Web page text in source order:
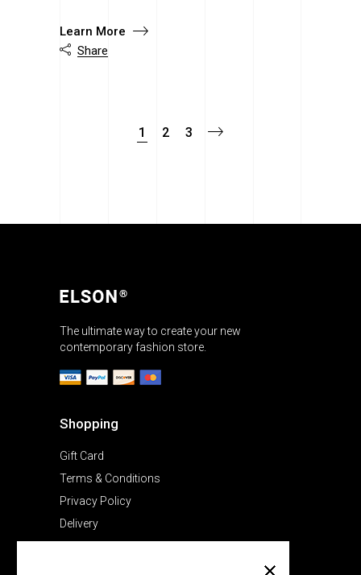
Learn More
 Share
1 2 3
The ultimate way to create your new
contemporary fashion store.
Shopping
Gift Card
Terms & Conditions
Privacy Policy
Delivery